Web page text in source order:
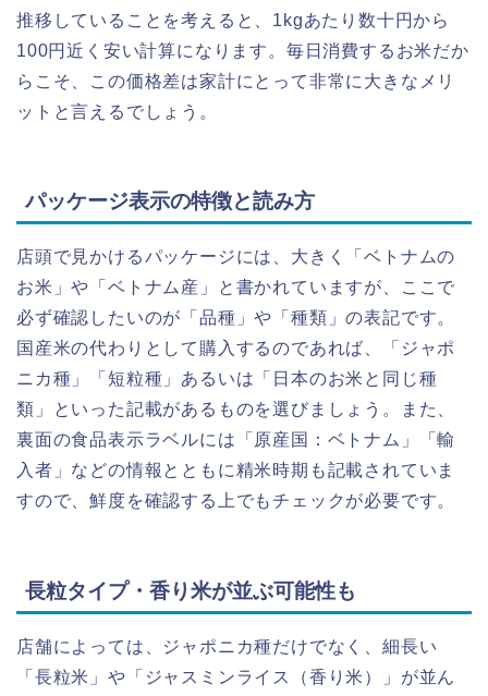
推移していることを考えると、1kgあたり数十円から
100円近く安い計算になります。毎日消費するお米だか
らこそ、この価格差は家計にとって非常に大きなメリ
ットと言えるでしょう。
パッケージ表示の特徴と読み方
店頭で見かけるパッケージには、大きく「ベトナムの
お米」や「ベトナム産」と書かれていますが、ここで
必ず確認したいのが「品種」や「種類」の表記です。
国産米の代わりとして購入するのであれば、「ジャポ
ニカ種」「短粒種」あるいは「日本のお米と同じ種
類」といった記載があるものを選びましょう。また、
裏面の食品表示ラベルには「原産国：ベトナム」「輸
入者」などの情報とともに精米時期も記載されていま
すので、鮮度を確認する上でもチェックが必要です。
長粒タイプ・香り米が並ぶ可能性も
店舗によっては、ジャポニカ種だけでなく、細長い
「長粒米」や「ジャスミンライス（香り米）」が並ん